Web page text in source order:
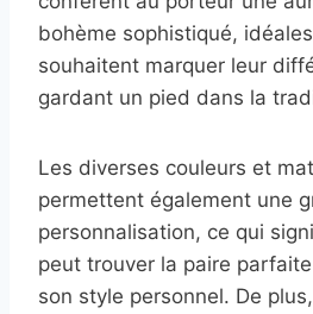
bohème sophistiqué,
souhaitent marquer leur
gardant un pied dans la
Les diverses couleurs et
permettent également une
personnalisation, ce qui
peut trouver la paire
son style personnel. De